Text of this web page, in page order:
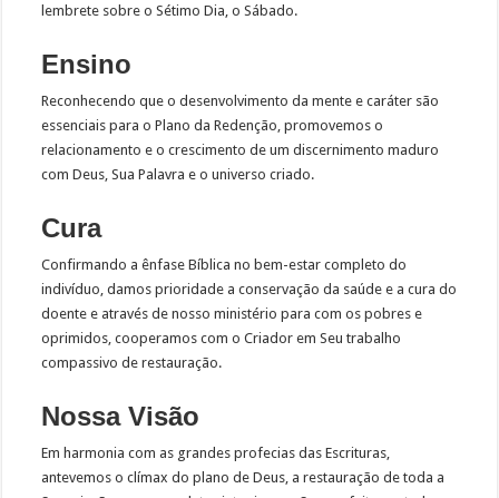
lembrete sobre o Sétimo Dia, o Sábado.
Ensino
Reconhecendo que o desenvolvimento da mente e caráter são
essenciais para o Plano da Redenção, promovemos o
relacionamento e o crescimento de um discernimento maduro
com Deus, Sua Palavra e o universo criado.
Cura
Confirmando a ênfase Bíblica no bem-estar completo do
indivíduo, damos prioridade a conservação da saúde e a cura do
doente e através de nosso ministério para com os pobres e
oprimidos, cooperamos com o Criador em Seu trabalho
compassivo de restauração.
Nossa Visão
Em harmonia com as grandes profecias das Escrituras,
antevemos o clímax do plano de Deus, a restauração de toda a